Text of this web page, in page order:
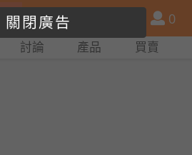
尋
產
品
比
會
員
0
討論 產品 買賣
關閉廣告